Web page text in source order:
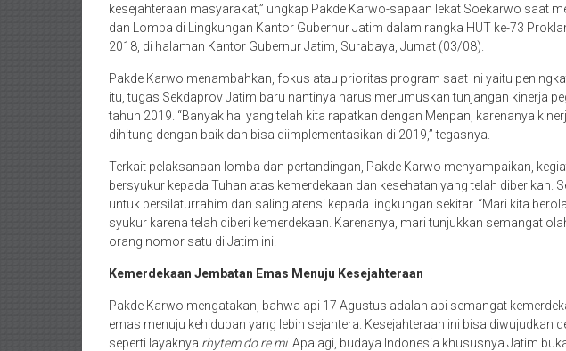
kesejahteraan masyarakat,” ungkap Pakde Karwo-sapaan lekat Soekarwo saat
dan Lomba di Lingkungan Kantor Gubernur Jatim dalam rangka HUT ke-73
2018, di halaman Kantor Gubernur Jatim, Surabaya, Jumat (03/08).
Pakde Karwo menambahkan, fokus atau prioritas program saat ini yaitu
itu, tugas Sekdaprov Jatim baru nantinya harus merumuskan tunjangan kinerja
tahun 2019. “Banyak hal yang telah kita rapatkan dengan Menpan, karenanya
dihitung dengan baik dan bisa diimplementasikan di 2019,” tegasnya.
Terkait pelaksanaan lomba dan pertandingan, Pakde Karwo menyampaikan,
bersyukur kepada Tuhan atas kemerdekaan dan kesehatan yang telah diberikan.
untuk bersilaturrahim dan saling atensi kepada lingkungan sekitar. “Mari kita
syukur karena telah diberi kemerdekaan. Karenanya, mari tunjukkan semangat
orang nomor satu di Jatim ini.
Kemerdekaan Jembatan Emas Menuju Kesejahteraan
Pakde Karwo mengatakan, bahwa api 17 Agustus adalah api semangat
emas menuju kehidupan yang lebih sejahtera. Kesejahteraan ini bisa diwujudkan
seperti layaknya rhytem do re mi. Apalagi, budaya Indonesia khususnya Jatim